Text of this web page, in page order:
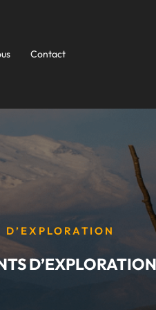
Contact
D’EXPLORATION
D’EXPLORATION